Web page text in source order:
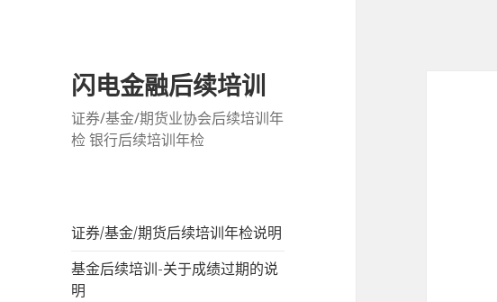
闪电金融后续培训
证券/基金/期货业协会后续培训年
检 银行后续培训年检
证券/基金/期货后续培训年检说明
基金后续培训-关于成绩过期的说
明